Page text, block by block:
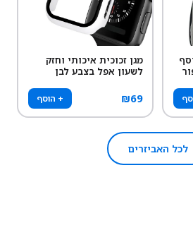
מגן זכוכית איכותי וחזק
לשעון אפל בצבע לבן
₪69 + הוסף
לכל האביזרים